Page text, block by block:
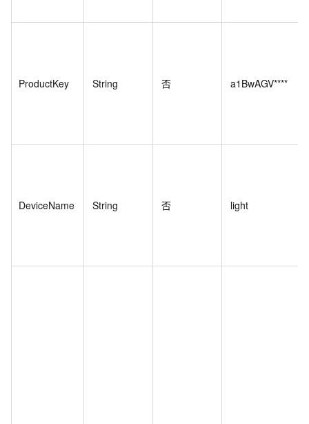
ProductKey String 否 a1BwAGV****
DeviceName String 否 light